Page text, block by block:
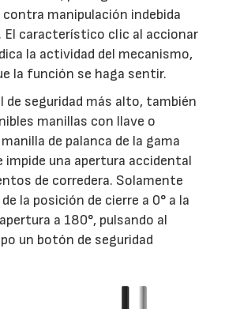
manipulación indebida
El característico clic al accionar
la actividad del mecanismo,
la función se haga sentir.
de seguridad más alto, también
manillas con llave o
de palanca de la gama
impide una apertura accidental
de corredera. Solamente
la posición de cierre a 0° a la
a 180°, pulsando al
un botón de seguridad